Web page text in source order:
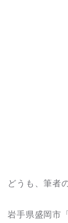
どうも、筆者
岩手県盛岡市